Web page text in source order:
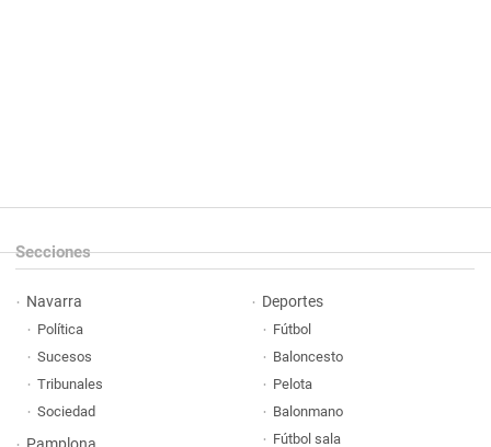
Secciones
Navarra
Política
Sucesos
Tribunales
Sociedad
Deportes
Fútbol
Baloncesto
Pelota
Balonmano
Fútbol sala